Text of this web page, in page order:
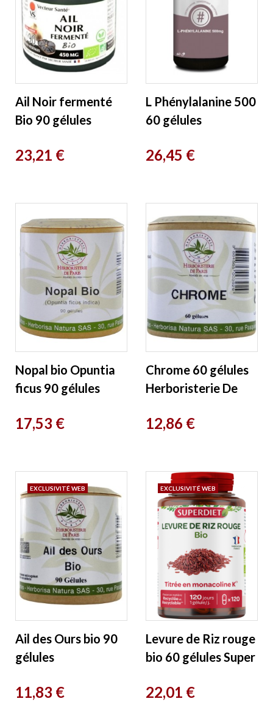
Ail Noir fermenté
Bio 90 gélules
Sante
Prix
23,21 €
L Phénylalanine 500
60 gélules
Equi - Nutri
Prix
26,45 €
Nopal bio Opuntia
ficus 90 gélules
Paris
Prix
17,53 €
Chrome 60 gélules
Herboristerie De
Prix
12,86 €
Ail des Ours bio 90
gélules
Paris
Prix
11,83 €
EXCLUSIVITÉ WEB
Levure de Riz rouge
bio 60 gélules Super
Prix
22,01 €
EXCLUSIVITÉ WEB